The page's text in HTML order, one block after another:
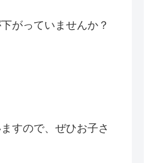
がっていませんか？
すので、ぜひお子さ